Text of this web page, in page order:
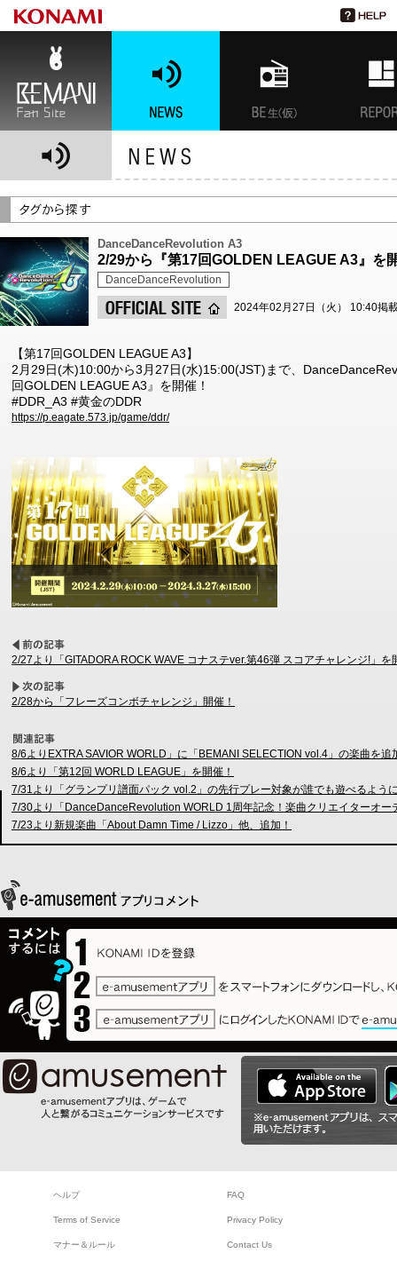
DanceDanceRevolution A3
2/29から『第17回GOLDEN LEAGUE A3』を
DanceDanceRevolution
2024年02月27日（火） 10:40掲
【第17回GOLDEN LEAGUE A3】
2月29日(木)10:00から3月27日(水)15:00(JST)まで、
回GOLDEN LEAGUE A3』を開催！
#DDR_A3 #黄金のDDR
https://p.eagate.573.jp/game/ddr/
2/27より「GITADORA ROCK WAVE コナステver.第46弾 スコアチャレンジ!」を
2/28から「フレーズコンボチャレンジ」開催！
8/6よりEXTRA SAVIOR WORLD」に「BEMANI SELECTION vol.4」の楽曲を追
8/6より「第12回 WORLD LEAGUE」を開催！
7/31より「グランプリ譜面パック vol.2」の先行プレー対象が誰でも遊べるよう
7/30より「DanceDanceRevolution WORLD 1周年記念！楽曲クリエイターオ
7/23より新規楽曲「About Damn Time / Lizzo」他、追加！
ヘルプ FAQ
Terms of Service Privacy Policy
マナー＆ルール Contact Us